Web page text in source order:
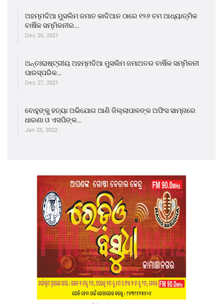
ଅହମ୍ମଦିଆ ମୁସଲିମ ଜମାତ କାଦିଆନ ଠାରେ ୧୨୬ ତମ ଆଧ୍ୟାତ୍ମିକ
ବାର୍ଷିକ ସମ୍ମିଳନୀର…
Dec 26, 2021
ଅନ୍ତଃରାଷ୍ଟ୍ରୀୟ ଅହମ୍ମଦିଆ ମୁସଲିମ ଜମାଅତର ବାର୍ଷିକ ସମ୍ମିଳନୀ
ପାରସ୍ପରିକ…
Dec 27, 2021
ବୋହୁଙ୍କୁ ହତ୍ୟା ଅଭିଯୋଗ ଆଣି ଜିଲ୍ଲାପାଳଙ୍କ ଅଫିସ ସାମ୍ନାରେ
ଧାରଣା ଓ ଏସପିଙ୍କ…
Jan 25, 2022